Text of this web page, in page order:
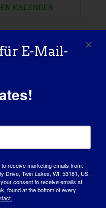
KALENDER
E-Mail-
receive marketing emails from:
Drive, Twin Lakes, WI, 53181, US,
consent to receive emails at
found at the bottom of every